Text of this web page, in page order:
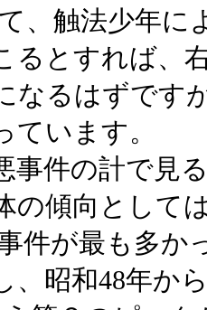
、触法少年に
るとすれば、
なるはずです
ています。
件の計で見
の傾向として
件が最も多か
、昭和48年か